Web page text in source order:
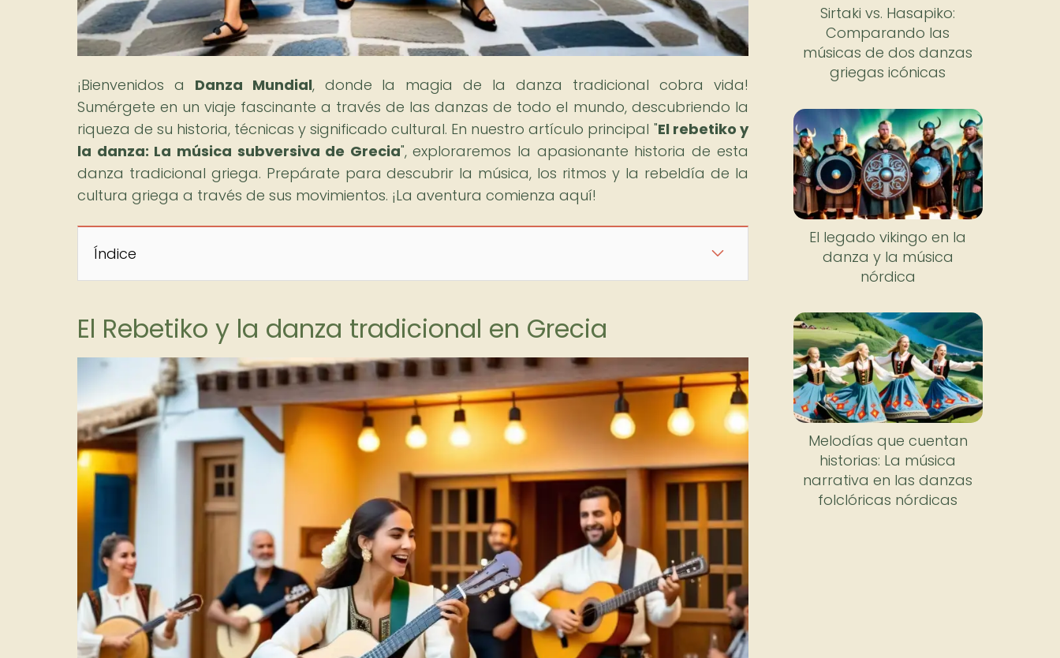
¡Bienvenidos a Danza Mundial, donde la magia de la danza tradicional cobra vida!
Sumérgete en un viaje fascinante a través de las danzas de todo el mundo, descubriendo la
riqueza de su historia, técnicas y significado cultural. En nuestro artículo principal "El rebetiko y
la danza: La música subversiva de Grecia", exploraremos la apasionante historia de esta
danza tradicional griega. Prepárate para descubrir la música, los ritmos y la rebeldía de la
cultura griega a través de sus movimientos. ¡La aventura comienza aquí!
Índice
El Rebetiko y la danza tradicional en Grecia
Sirtaki vs. Hasapiko:
Comparando las
músicas de dos danzas
griegas icónicas
El legado vikingo en la
danza y la música
nórdica
Melodías que cuentan
historias: La música
narrativa en las danzas
folclóricas nórdicas